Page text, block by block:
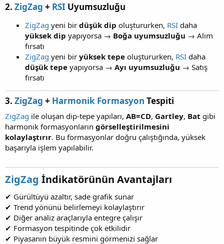
2. ZigZag + RSI Uyumsuzluğu
ZigZag yeni bir düşük dip oluştururken, RSI daha
yüksek dip yapıyorsa → Boğa uyumsuzluğu → Alım
fırsatı
ZigZag yeni bir yüksek tepe oluştururken, RSI daha
düşük tepe yapıyorsa → Ayı uyumsuzluğu → Satış
fırsatı
3. ZigZag + Harmonik Formasyon Tespiti
ZigZag ile oluşan dip-tepe yapıları, AB=CD, Gartley, Bat gibi
harmonik formasyonların görselleştirilmesini
kolaylaştırır. Bu formasyonlar doğru çalıştığında, yüksek
başarıyla işlem yapılabilir.
ZigZag İndikatörünün Avantajları​
✔ Gürültüyü azaltır, sade grafik sunar
✔ Trend yönünü belirlemeyi kolaylaştırır
✔ Diğer analiz araçlarıyla entegre çalışır
✔ Formasyon tespitinde çok etkilidir
✔ Piyasanın büyük resmini görmenizi sağlar